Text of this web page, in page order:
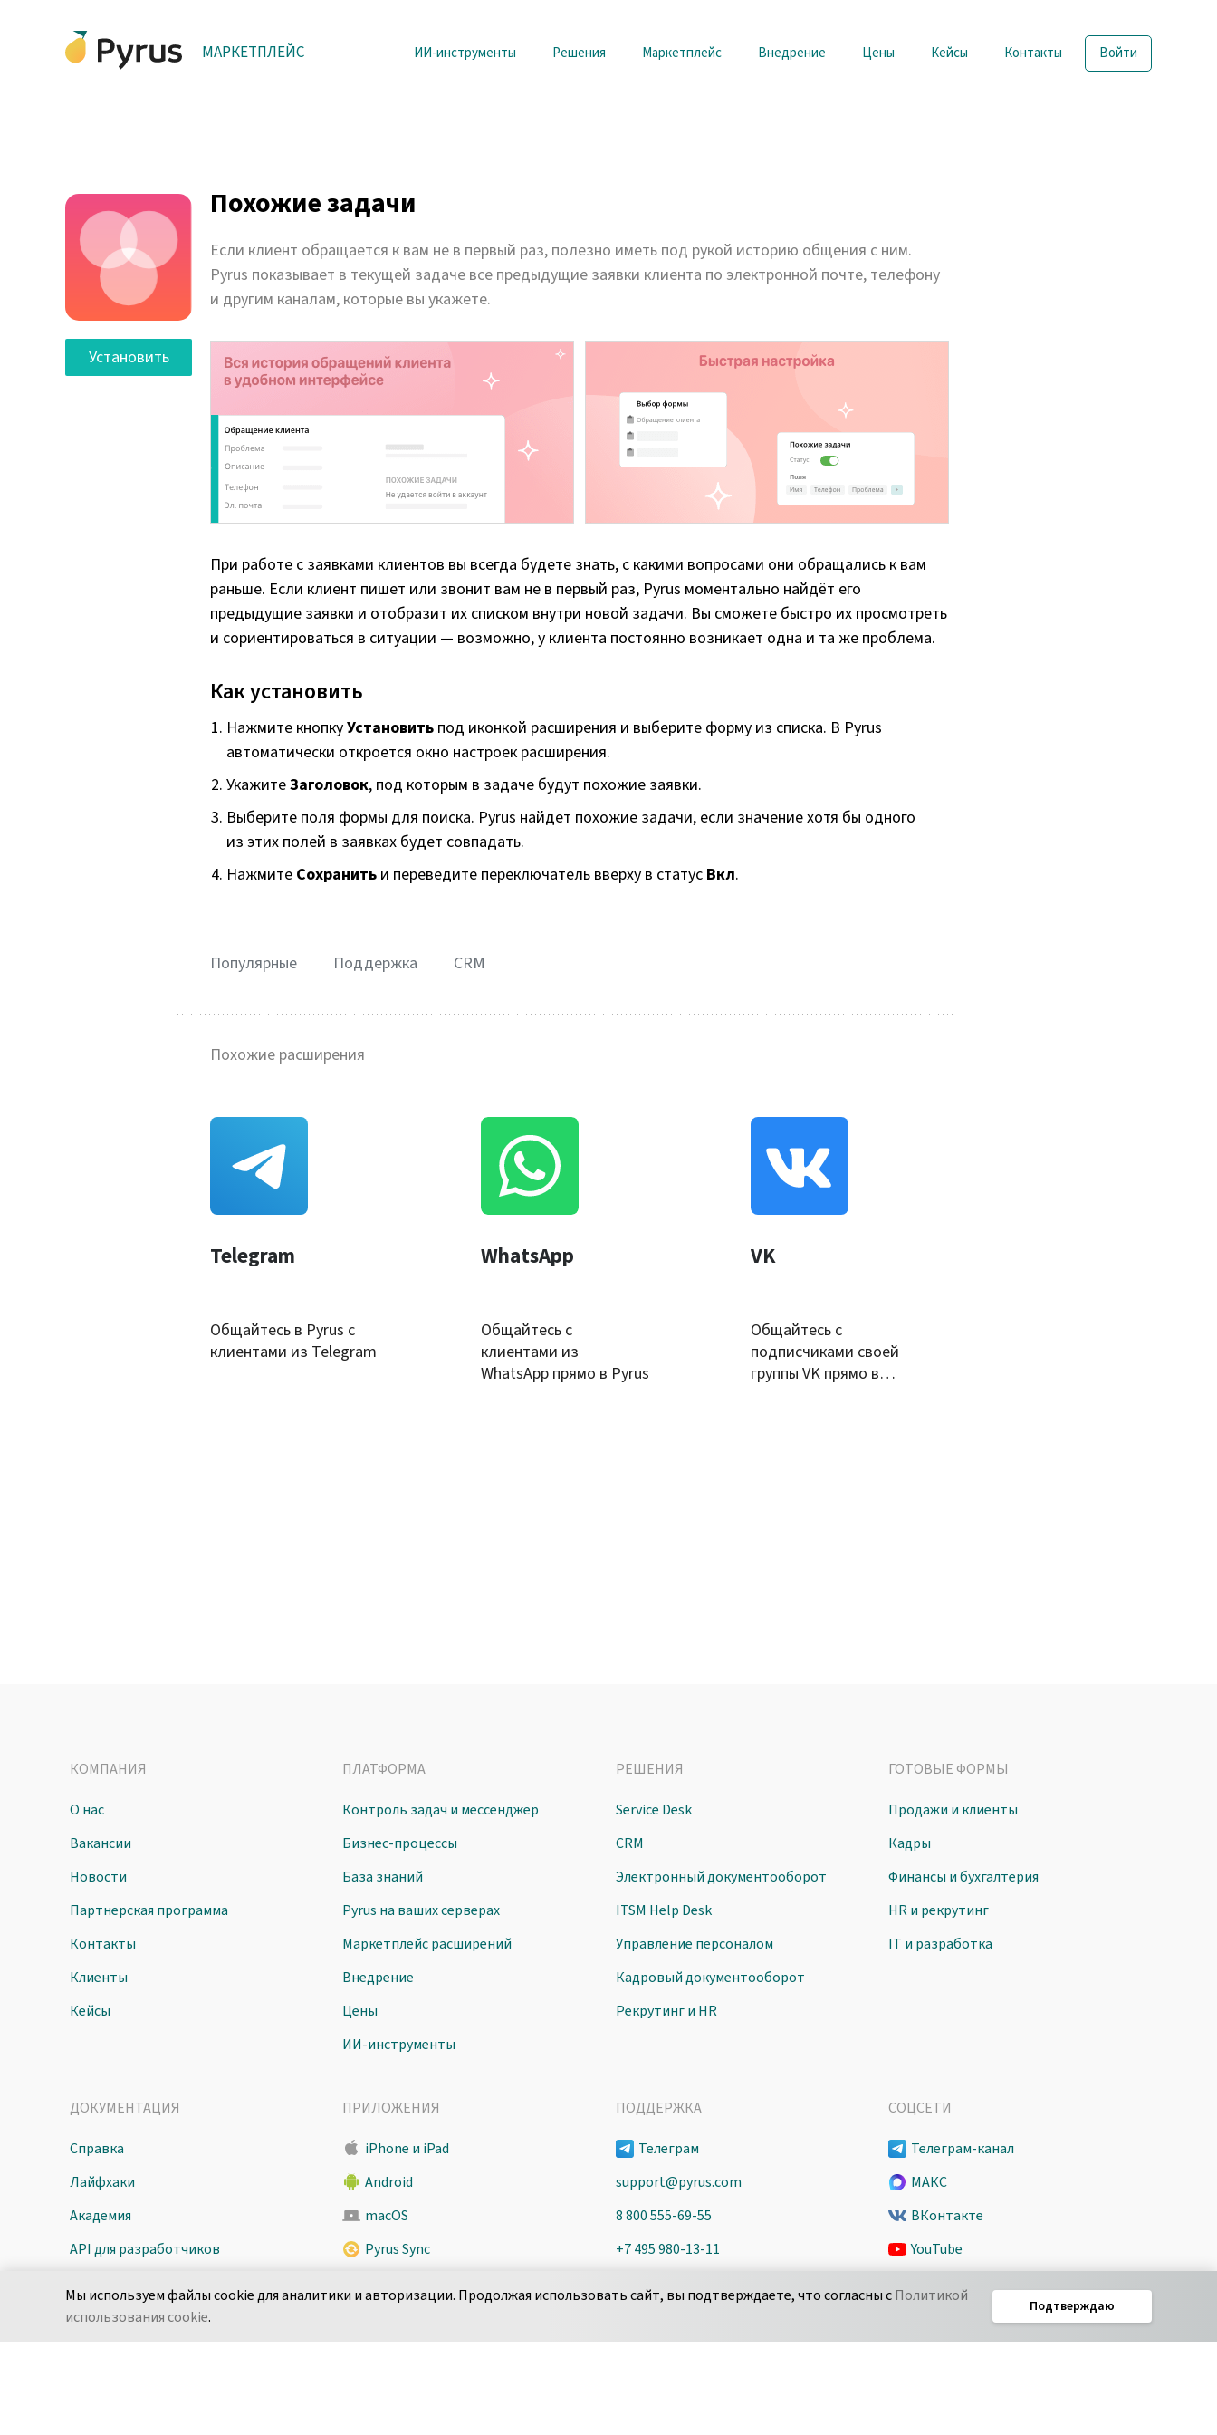
Мы используем файлы cookie для аналитики и авторизации. Продолжая использовать сайт, вы подтверждаете, что согласны сПолитикой
использования cookie.
Подтверждаю
МАРКЕТПЛЕЙС ИИ-инструменты Решения Маркетплейс Внедрение Цены Кейсы Контакты Войти
Похожие задачи
Установить
Если клиент обращается к вам не в первый раз, полезно иметь под рукой историю общения с ним.
Pyrus показывает в текущей задаче все предыдущие заявки клиента по электронной почте, телефону
и другим каналам, которые вы укажете.
При работе с заявками клиентов вы всегда будете знать, с какими вопросами они обращались к вам
раньше. Если клиент пишет или звонит вам не в первый раз, Pyrus моментально найдёт его
предыдущие заявки и отобразит их списком внутри новой задачи. Вы сможете быстро их просмотреть
и сориентироваться в ситуации — возможно, у клиента постоянно возникает одна и та же проблема.
Как установить
Нажмите кнопкуУстановить под иконкой расширения и выберите форму из списка. В Pyrus
автоматически откроется окно настроек расширения.
УкажитеЗаголовок, под которым в задаче будут похожие заявки.
Выберите поля формы для поиска. Pyrus найдет похожие задачи, если значение хотя бы одного
из этих полей в заявках будет совпадать.
Нажмите Сохранить и переведите переключатель вверху в статус Вкл.
Популярные Поддержка CRM
Похожие расширения
Telegram
Общайтесь в Pyrus с
клиентами из Telegram
WhatsApp
Общайтесь с
клиентами из
WhatsApp прямо в Pyrus
VK
Общайтесь с
подписчиками своей
группы VK прямо в
КОМПАНИЯ
О нас
Вакансии
Новости
Партнерская программа
Контакты
Клиенты
Кейсы
ПЛАТФОРМА
Контроль задач и мессенджер
Бизнес-процессы
База знаний
Pyrus на ваших серверах
Маркетплейс расширений
Внедрение
Цены
ИИ-инструменты
РЕШЕНИЯ
Service Desk
CRM
Электронный документооборот
ITSM Help Desk
Управление персоналом
Кадровый документооборот
Рекрутинг и HR
ГОТОВЫЕ ФОРМЫ
Продажи и клиенты
Кадры
Финансы и бухгалтерия
HR и рекрутинг
IT и разработка
ДОКУМЕНТАЦИЯ
Справка
Лайфхаки
Академия
API для разработчиков
ПРИЛОЖЕНИЯ
iPhone и iPad
Android
macOS
Pyrus Sync
ПОДДЕРЖКА
Телеграм
support@pyrus.com
8 800 555-69-55
+7 495 980-13-11
Сообщить об уязвимости
СОЦСЕТИ
Телеграм-канал
МАКС
ВКонтакте
YouTube